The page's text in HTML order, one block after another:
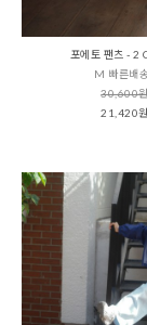
포에토 팬츠 - 2
M 빠른배
30,600
21,420원